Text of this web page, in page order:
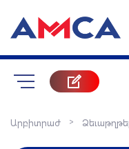
Արբիտրաժ >